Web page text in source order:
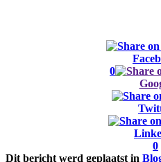
0
0
Dit bericht werd geplaatst in